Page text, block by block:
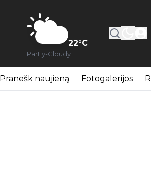
22°C
Partly-Cloudy
Pranešk naujieną Fotogalerijos